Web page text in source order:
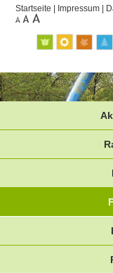
Startseite Impressum